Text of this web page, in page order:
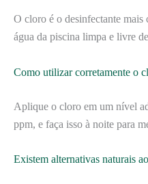
O cloro é o desinfectante mais
água da piscina limpa e livre
Como utilizar corretamente o
Aplique o cloro em um nível
ppm, e faça isso à noite para
Existem alternativas naturais